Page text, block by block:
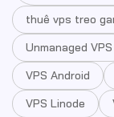
thuê vps treo
Unmanaged VPS
VPS Android
VPS Linode